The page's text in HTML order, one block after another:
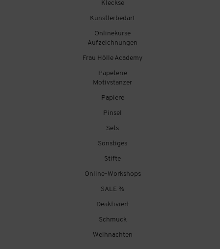
Kleckse
Künstlerbedarf
Onlinekurse
Aufzeichnungen
Frau Hölle Academy
Papeterie
Motivstanzer
Papiere
Pinsel
Sets
Sonstiges
Stifte
Online-Workshops
SALE %
Deaktiviert
Schmuck
Weihnachten